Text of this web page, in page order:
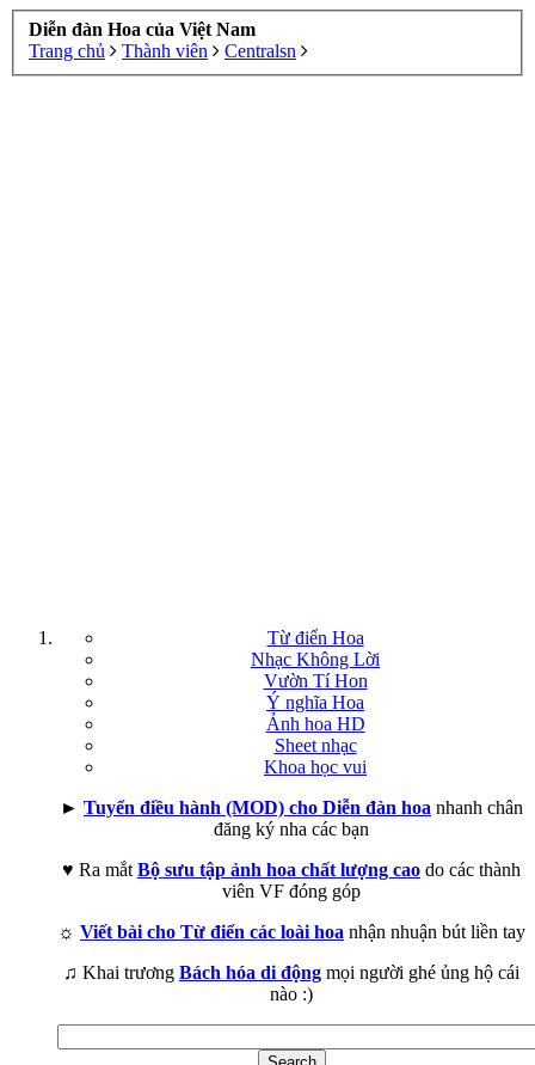
Diễn đàn Hoa của Việt Nam
Trang chủ
Thành viên Centralsn
Từ điển Hoa
Nhạc Không Lời
Vườn Tí Hon
Ý nghĩa Hoa
Ảnh hoa HD
Sheet nhạc
Khoa học vui
► Tuyển điều hành (MOD) cho Diễn đàn hoa nhanh chân
đăng ký nha các bạn
♥ Ra mắt Bộ sưu tập ảnh hoa chất lượng cao do các thành
viên VF đóng góp
☼ Viết bài cho Từ điển các loài hoa nhận nhuận bút liền tay
♫ Khai trương Bách hóa di động mọi người ghé ủng hộ cái
nào :)